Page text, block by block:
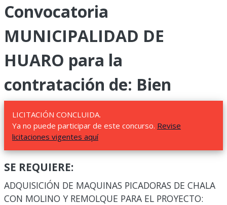
Convocatoria
MUNICIPALIDAD DE
HUARO para la
contratación de: Bien
LICITACIÓN CONCLUIDA.
Ya no puede participar de este concurso. Revise
licitaciones vigentes aquí
SE REQUIERE:
ADQUISICIÓN DE MAQUINAS PICADORAS DE CHALA
CON MOLINO Y REMOLQUE PARA EL PROYECTO: